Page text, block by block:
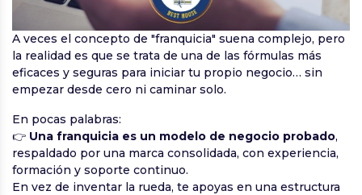
A veces el concepto de "franquicia" suena complejo, pero
la realidad es que se trata de una de las fórmulas más
eficaces y seguras para iniciar tu propio negocio… sin
empezar desde cero ni caminar solo.
En pocas palabras:
👉 Una franquicia es un modelo de negocio probado,
respaldado por una marca consolidada, con experiencia,
formación y soporte continuo.
En vez de inventar la rueda, te apoyas en una estructura